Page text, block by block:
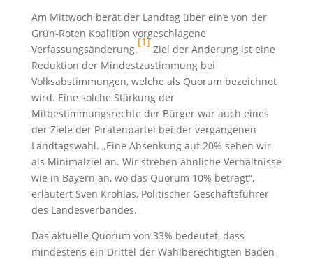
Am Mittwoch berät der Landtag über eine von der
Grün-Roten Koalition vorgeschlagene
Verfassungsänderung.
[1]
Ziel der Änderung ist eine
Reduktion der Mindestzustimmung bei
Volksabstimmungen, welche als Quorum bezeichnet
wird. Eine solche Stärkung der
Mitbestimmungsrechte der Bürger war auch eines
der Ziele der Piratenpartei bei der vergangenen
Landtagswahl. „Eine Absenkung auf 20% sehen wir
als Minimalziel an. Wir streben ähnliche Verhältnisse
wie in Bayern an, wo das Quorum 10% beträgt“,
erläutert Sven Krohlas, Politischer Geschäftsführer
des Landesverbandes.
Das aktuelle Quorum von 33% bedeutet, dass
mindestens ein Drittel der Wahlberechtigten Baden-